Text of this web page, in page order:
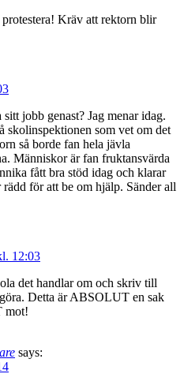
Kräv att rektorn blir
jobb genast? Jag menar idag.
skolinspektionen som vet om det
så borde fan hela jävla
Människor är fan fruktansvärda
fått bra stöd idag och klarar
för att be om hjälp. Sänder all
12:03
det handlar om och skriv till
Detta är ABSOLUT en sak
mot!
says: